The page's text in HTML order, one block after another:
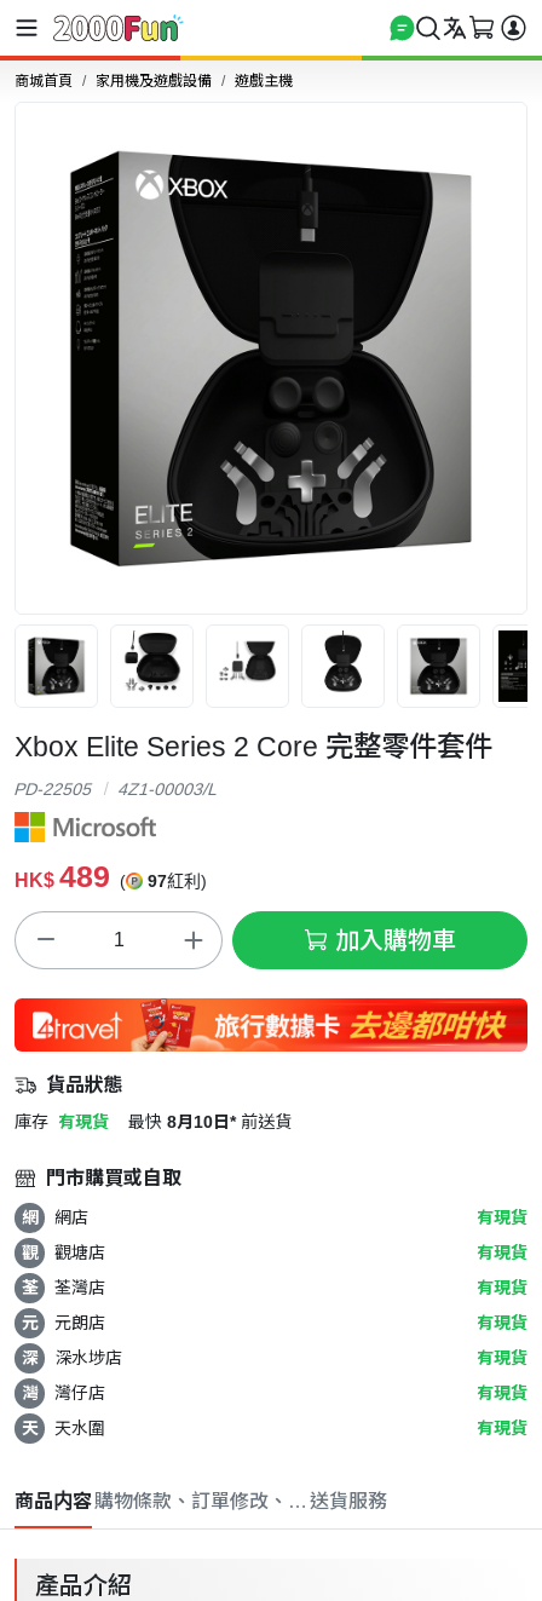
商城首頁 家用機及遊戲設備 遊戲主機
Xbox Elite Series 2 Core 完整零件套件
PD-22505 4Z1-00003/L
HK$ 489 ( 97紅利)
加入購物車
貨品狀態
庫存 有現貨 最快 8月10日* 前送貨
門市購買或自取
網 網店
有現貨
觀
觀塘店
有現貨
荃
荃灣店
有現貨
元
元朗店
有現貨
深
深水埗店
有現貨
灣
灣仔店
有現貨
天
天水圍 有現貨
商品内容購物條款、訂單修改、取消與退款政策
送貨服務
產品介紹